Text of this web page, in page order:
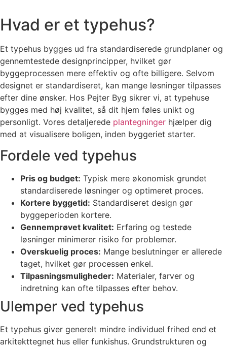
Hvad er et typehus?
Et typehus bygges ud fra standardiserede grundplaner og
gennemtestede designprincipper, hvilket gør
byggeprocessen mere effektiv og ofte billigere. Selvom
designet er standardiseret, kan mange løsninger tilpasses
efter dine ønsker. Hos Pejter Byg sikrer vi, at typehuse
bygges med høj kvalitet, så dit hjem føles unikt og
personligt. Vores detaljerede plantegninger hjælper dig
med at visualisere boligen, inden byggeriet starter.
Fordele ved typehus
Pris og budget: Typisk mere økonomisk grundet
standardiserede løsninger og optimeret proces.
Kortere byggetid: Standardiseret design gør
byggeperioden kortere.
Gennemprøvet kvalitet: Erfaring og testede
løsninger minimerer risiko for problemer.
Overskuelig proces: Mange beslutninger er allerede
taget, hvilket gør processen enkel.
Tilpasningsmuligheder: Materialer, farver og
indretning kan ofte tilpasses efter behov.
Ulemper ved typehus
Et typehus giver generelt mindre individuel frihed end et
arkitekttegnet hus eller funkishus. Grundstrukturen og